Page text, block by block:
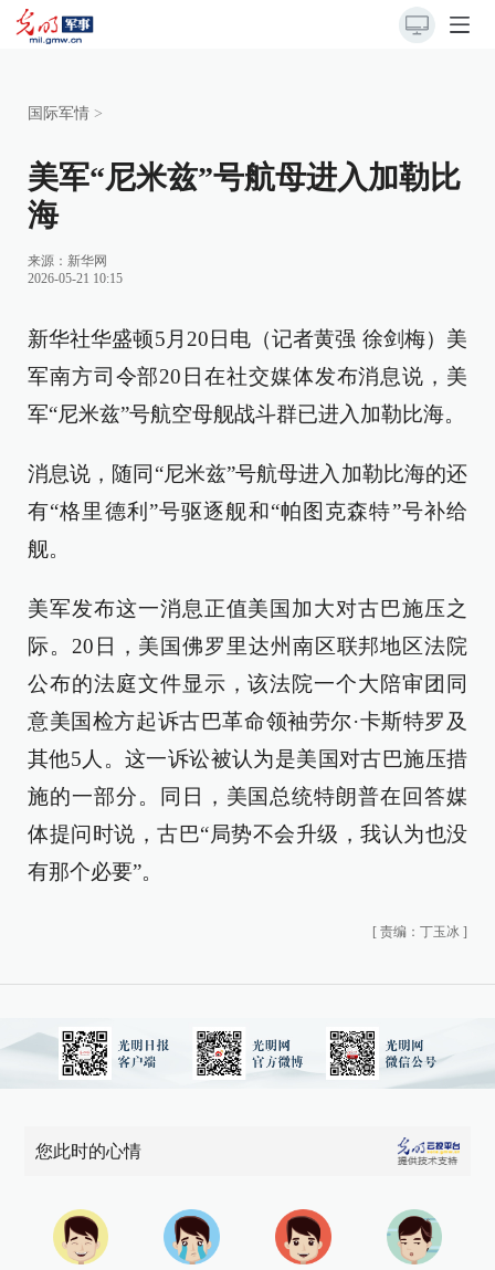
国际军情 >
美军“尼米兹”号航母进入加勒比
海
来源： 新华网
2026-05-21 10:15
新华社华盛顿5月20日电（记者黄强 徐剑梅）美
军南方司令部20日在社交媒体发布消息说，美
军“尼米兹”号航空母舰战斗群已进入加勒比海。
消息说，随同“尼米兹”号航母进入加勒比海的还
有“格里德利”号驱逐舰和“帕图克森特”号补给
舰。
美军发布这一消息正值美国加大对古巴施压之
际。20日，美国佛罗里达州南区联邦地区法院
公布的法庭文件显示，该法院一个大陪审团同
意美国检方起诉古巴革命领袖劳尔·卡斯特罗及
其他5人。这一诉讼被认为是美国对古巴施压措
施的一部分。同日，美国总统特朗普在回答媒
体提问时说，古巴“局势不会升级，我认为也没
有那个必要”。
[ 责编：丁玉冰 ]
您此时的心情